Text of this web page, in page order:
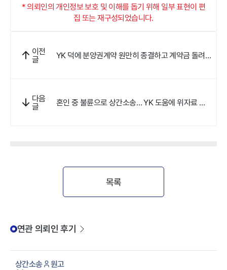
* 의뢰인의 개인정보 보호 및 이해를 돕기 위해 일부 표현이 편
집 또는 재구성되었습니다.
이전
글
YK 덕에 분양권계약 원만히 종결하고 계약금 돌려
다음
글
혼인 중 불륜으로 상간소송… YK 도움에 위자료 감
목록
연관 의뢰인 후기
상간소송 원고